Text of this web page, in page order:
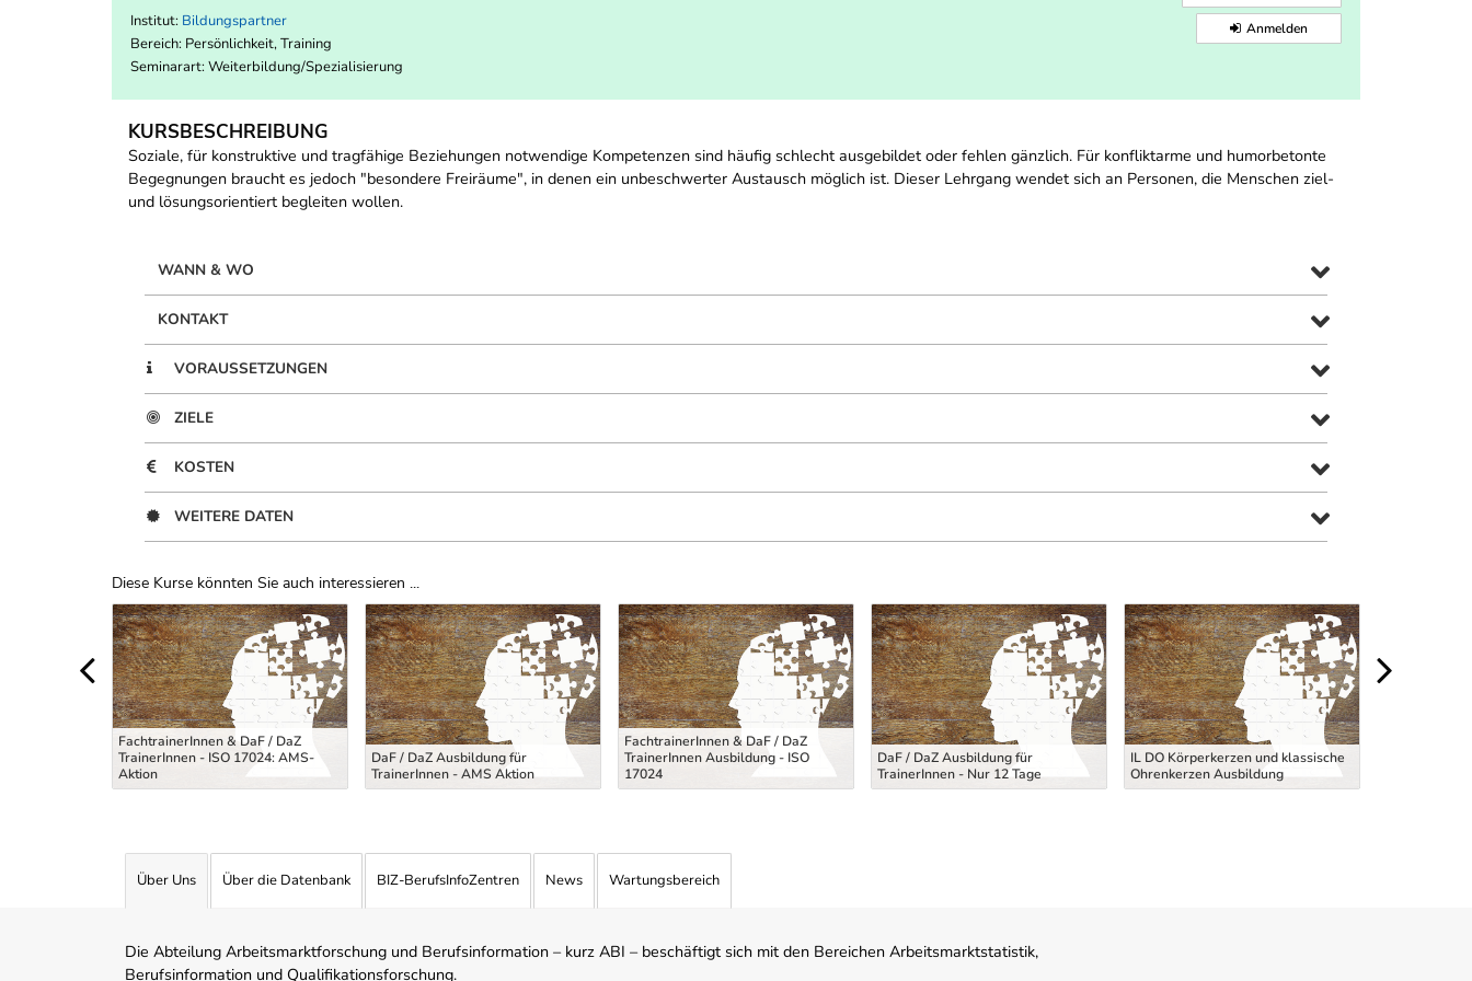
Institut: Bildungspartner
Bereich: Persönlichkeit, Training
Seminarart: Weiterbildung/Spezialisierung
Anmelden
KURSBESCHREIBUNG
Soziale, für konstruktive und tragfähige Beziehungen notwendige Kompetenzen sind häufig schlecht ausgebildet oder fehlen gänzlich. Für konfliktarme und humorbetonte
Begegnungen braucht es jedoch "besondere Freiräume", in denen ein unbeschwerter Austausch möglich ist. Dieser Lehrgang wendet sich an Personen, die Menschen ziel-
und lösungsorientiert begleiten wollen.
WANN & WO
KONTAKT
VORAUSSETZUNGEN
ZIELE
KOSTEN
WEITERE DATEN
Diese Kurse könnten Sie auch interessieren ...
Uber Weiterbildungsvorschläge
FachtrainerInnen & DaF / DaZ
TrainerInnen - ISO 17024: AMS-
Aktion
DaF / DaZ Ausbildung für
TrainerInnen - AMS Aktion
FachtrainerInnen & DaF / DaZ
TrainerInnen Ausbildung - ISO
17024
DaF / DaZ Ausbildung für
TrainerInnen - Nur 12 Tage
IL DO Körperkerzen und klassische
Ohrenkerzen Ausbildung
Über Uns Über die Datenbank BIZ-BerufsInfoZentren News Wartungsbereich
Die Abteilung Arbeitsmarktforschung und Berufsinformation – kurz ABI – beschäftigt sich mit den Bereichen Arbeitsmarktstatistik,
Berufsinformation und Qualifikationsforschung.